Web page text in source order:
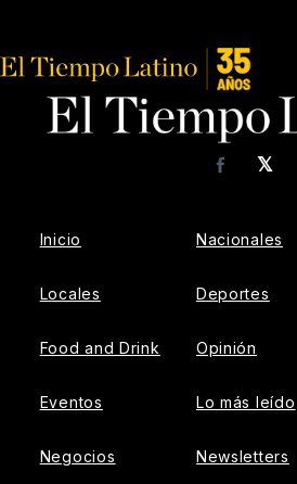
𝕏
Inicio
Locales
Food and Drink
Eventos
Negocios
Nacionales
Deportes
Opinión
Lo más leído
Newsletters